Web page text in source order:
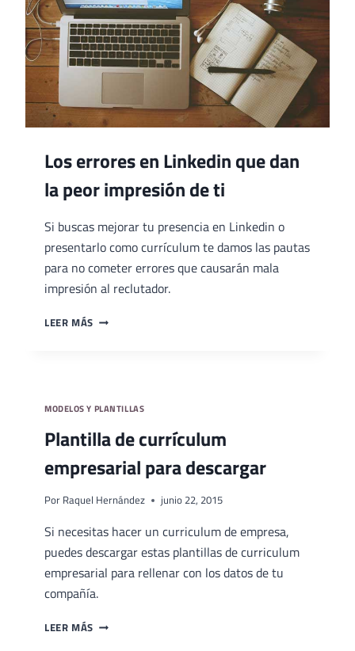
Los errores en Linkedin que dan
la peor impresión de ti
Si buscas mejorar tu presencia en Linkedin o
presentarlo como currículum te damos las pautas
para no cometer errores que causarán mala
impresión al reclutador.
LEER MÁS LOS
DAN
PEOR
IMPRESIÓN
DE
MODELOS Y PLANTILLAS
Plantilla de currículum
empresarial para descargar
Por Raquel Hernández junio 22, 2015
Si necesitas hacer un curriculum de empresa,
puedes descargar estas plantillas de curriculum
empresarial para rellenar con los datos de tu
compañía.
LEER MÁS PLANTILLA